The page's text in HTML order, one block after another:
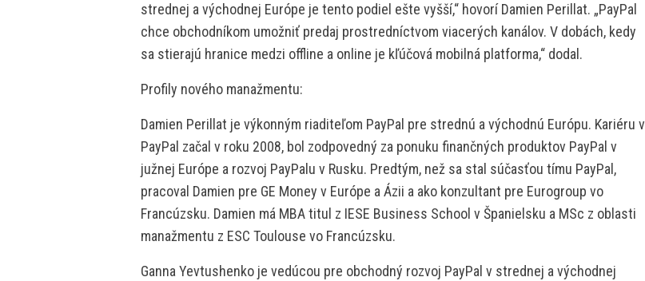
strednej a východnej Európe je tento podiel ešte vyšší,“ hovorí Damien Perillat. „PayPal
chce obchodníkom umožniť predaj prostredníctvom viacerých kanálov. V dobách, kedy
sa stierajú hranice medzi offline a online je kľúčová mobilná platforma,“ dodal.
Profily nového manažmentu:
Damien Perillat je výkonným riaditeľom PayPal pre strednú a východnú Európu. Kariéru v
PayPal začal v roku 2008, bol zodpovedný za ponuku finančných produktov PayPal v
južnej Európe a rozvoj PayPalu v Rusku. Predtým, než sa stal súčasťou tímu PayPal,
pracoval Damien pre GE Money v Európe a Ázii a ako konzultant pre Eurogroup vo
Francúzsku. Damien má MBA titul z IESE Business School v Španielsku a MSc z oblasti
manažmentu z ESC Toulouse vo Francúzsku.
Ganna Yevtushenko je vedúcou pre obchodný rozvoj PayPal v strednej a východnej